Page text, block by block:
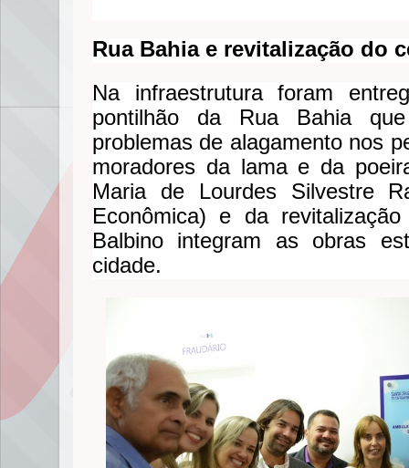
Rua Bahia e revitalização do
Na infraestrutura foram
pontilhão da Rua Bahia
problemas de alagamento nos
moradores da lama e da
Maria de Lourdes Silvestre
Econômica) e da
Balbino integram as obras
cidade.